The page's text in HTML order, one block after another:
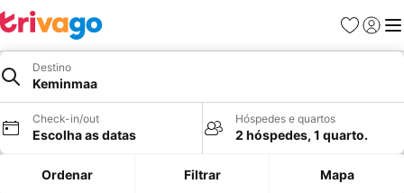
Favoritos
Iniciar
Destino
Keminmaa
Check-in/out
Escolha as datas
Hóspedes e quartos
2 hóspedes, 1 quarto.
Ordenar Filtrar Mapa